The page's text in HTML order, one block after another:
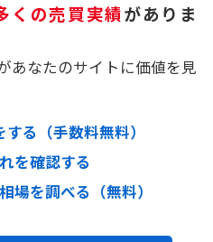
くの売買実績がありま
あなたのサイトに価値を見
る（手数料無料）
を確認する
場を調べる（無料）